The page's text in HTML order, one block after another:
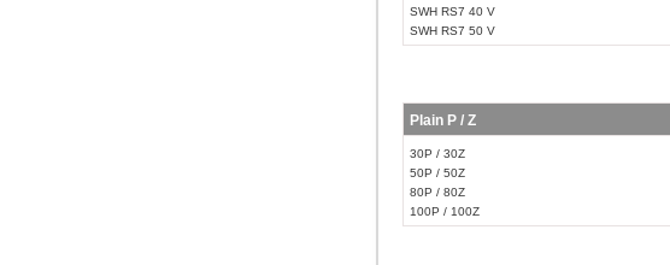
SWH RS7 40 V
SWH RS7 50 V
Plain P / Z
30P / 30Z
50P / 50Z
80P / 80Z
100P / 100Z